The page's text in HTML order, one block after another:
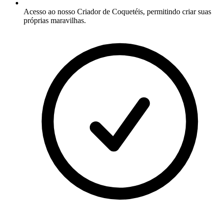
Acesso ao nosso Criador de Coquetéis, permitindo criar suas
próprias maravilhas.